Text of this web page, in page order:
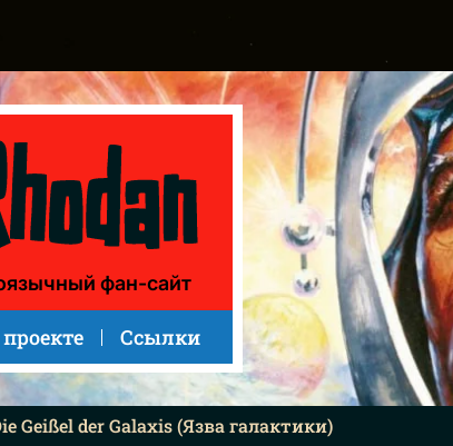
фан-сайт
Ссылки
Geißel der Galaxis (Язва галактики)